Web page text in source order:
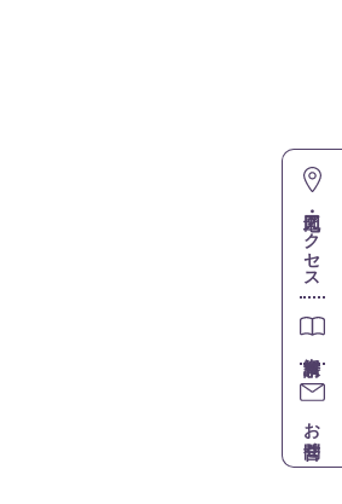
地図・アクセス
お問合せ